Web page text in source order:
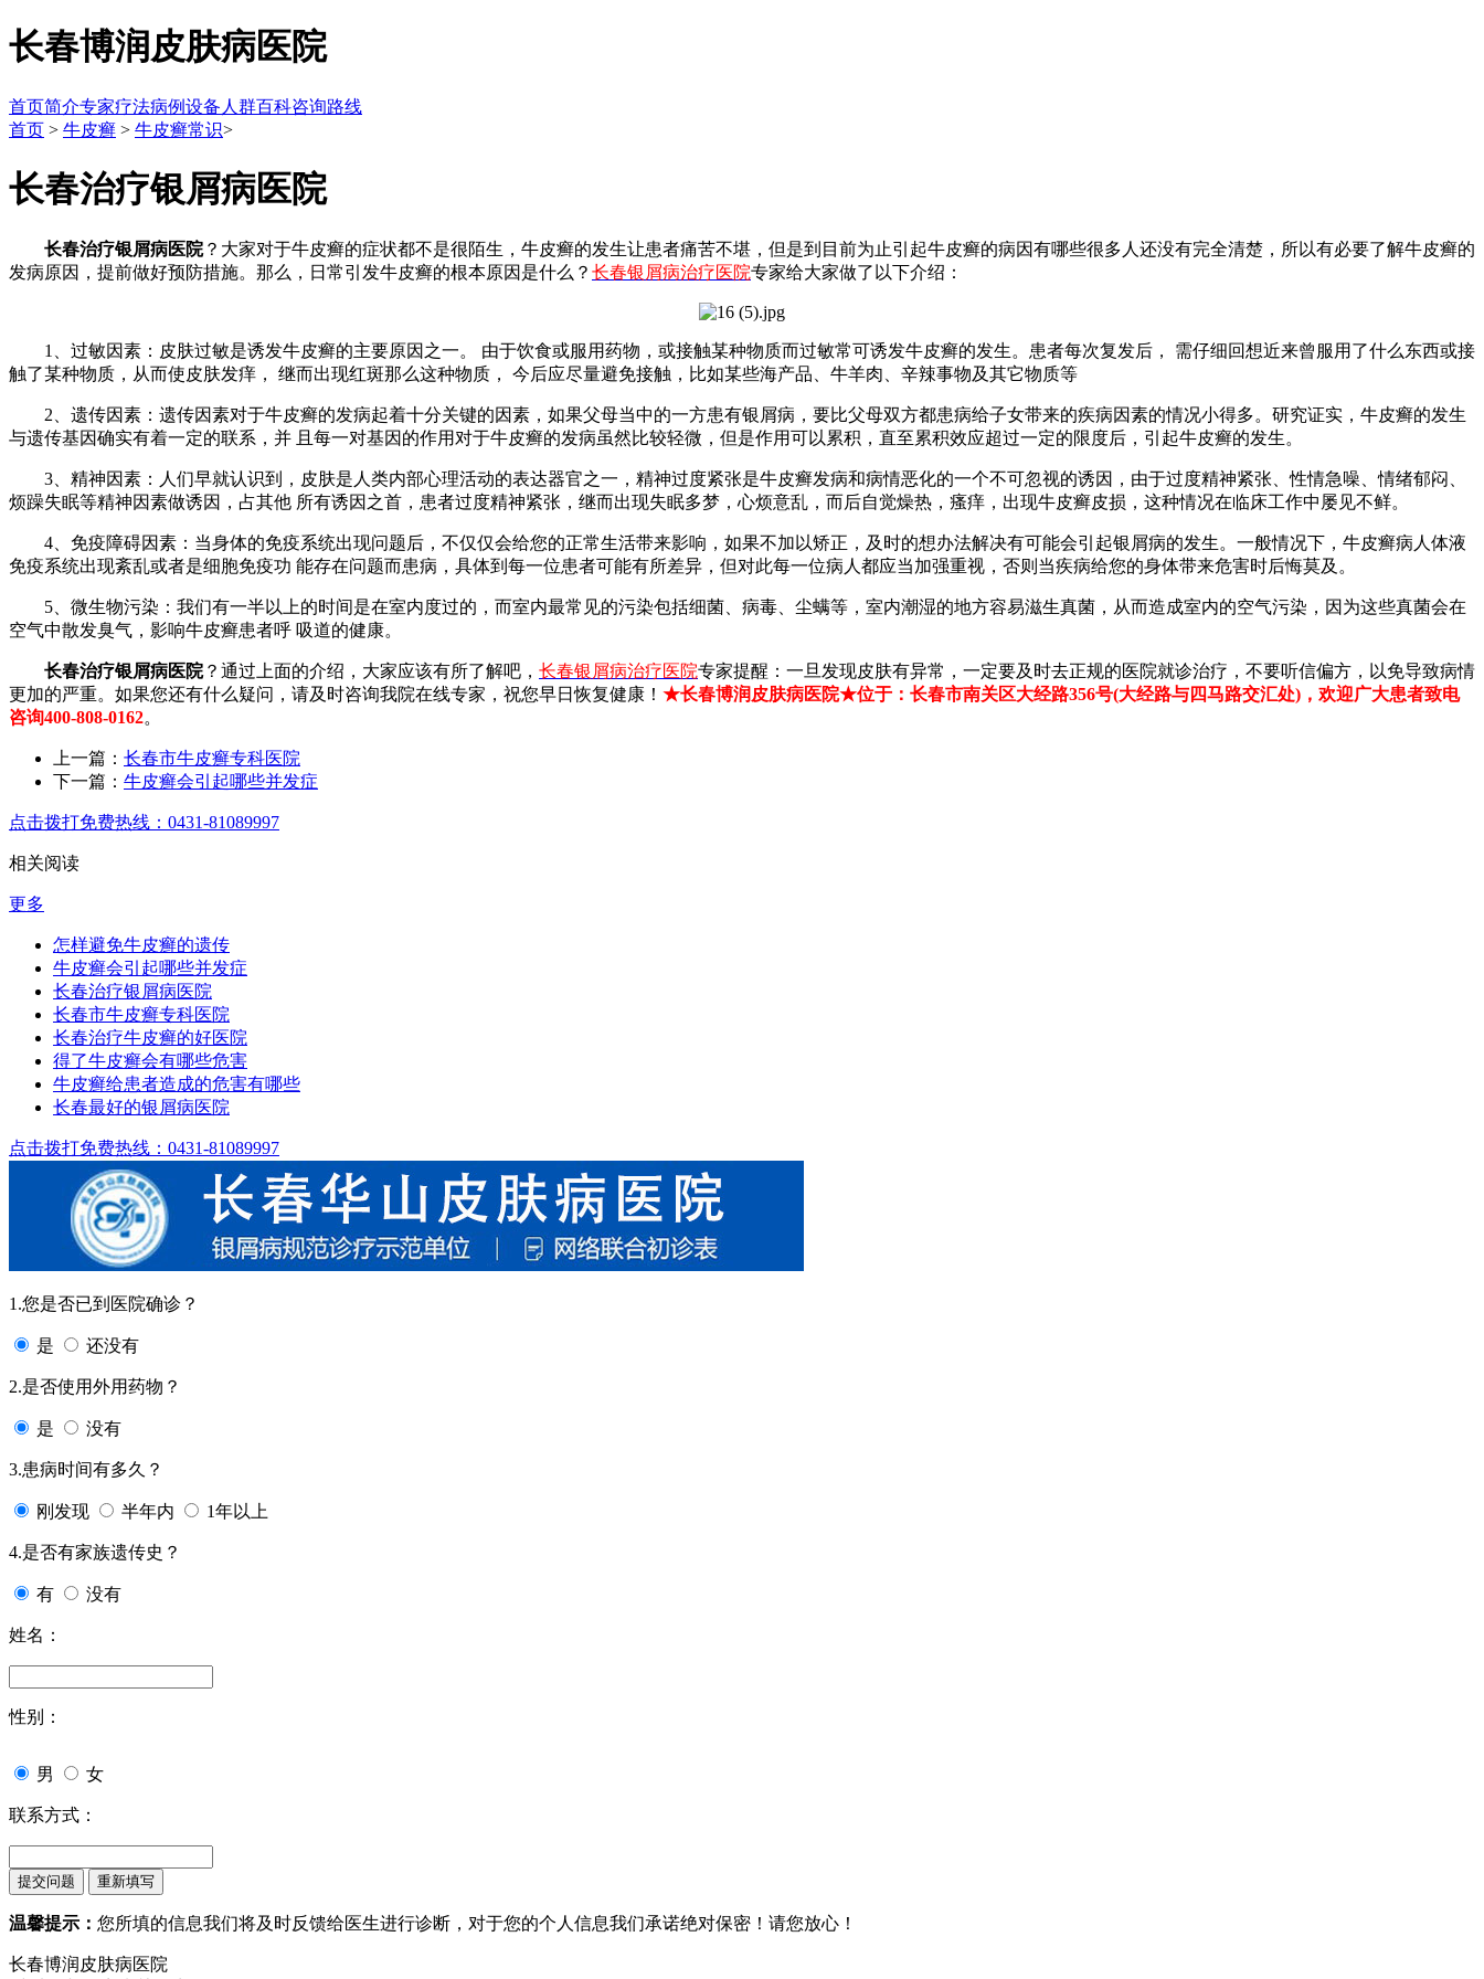
长春博润皮肤病医院
首页简介专家疗法病例设备 人群百科咨询路线
首页 > 牛皮癣 > 牛皮癣常识>
长春治疗银屑病医院
长春治疗银屑病医院？大家对于牛皮癣的症状都不是很陌生，牛皮癣的发生让患者痛苦不堪，但是到目前为止引起牛皮癣的病因有哪些很多人还没有完全清楚，所以有必要了解牛皮癣的
发病原因，提前做好预防措施。那么，日常引发牛皮癣的根本原因是什么？ 长春银屑病治疗医院专家给大家做了以下介绍：
1、过敏因素：皮肤过敏是诱发牛皮癣的主要原因之一。 由于饮食或服用药物，或接触某种物质而过敏常可诱发牛皮癣的发生。患者每次复发后， 需仔细回想近来曾服用了什么东西或接
触了某种物质，从而使皮肤发痒， 继而出现红斑那么这种物质， 今后应尽量避免接触，比如某些海产品、牛羊肉、辛辣事物及其它物质等
2、遗传因素：遗传因素对于牛皮癣的发病起着十分关键的因素，如果父母当中的一方患有银屑病，要比父母双方都患病给子女带来的疾病因素的情况小得多。研究证实，牛皮癣的发生
与遗传基因确实有着一定的联系，并 且每一对基因的作用对于牛皮癣的发病虽然比较轻微，但是作用可以累积，直至累积效应超过一定的限度后，引起牛皮癣的发生。
3、精神因素：人们早就认识到，皮肤是人类内部心理活动的表达器官之一，精神过度紧张是牛皮癣发病和病情恶化的一个不可忽视的诱因，由于过度精神紧张、性情急噪、情绪郁闷、
烦躁失眠等精神因素做诱因，占其他 所有诱因之首，患者过度精神紧张，继而出现失眠多梦，心烦意乱，而后自觉燥热，瘙痒，出现牛皮癣皮损，这种情况在临床工作中屡见不鲜。
4、免疫障碍因素：当身体的免疫系统出现问题后，不仅仅会给您的正常生活带来影响，如果不加以矫正，及时的想办法解决有可能会引起银屑病的发生。一般情况下，牛皮癣病人体液
免疫系统出现紊乱或者是细胞免疫功 能存在问题而患病，具体到每一位患者可能有所差异，但对此每一位病人都应当加强重视，否则当疾病给您的身体带来危害时后悔莫及。
5、微生物污染：我们有一半以上的时间是在室内度过的，而室内最常见的污染包括细菌、病毒、尘螨等，室内潮湿的地方容易滋生真菌，从而造成室内的空气污染，因为这些真菌会在
空气中散发臭气，影响牛皮癣患者呼 吸道的健康。
长春治疗银屑病医院？通过上面的介绍，大家应该有所了解吧， 长春银屑病治疗医院专家提醒：一旦发现皮肤有异常，一定要及时去正规的医院就诊治疗，不要听信偏方，以免导致病情
更加的严重。如果您还有什么疑问，请及时咨询我院在线专家，祝您早日恢复健康！ ★长春博润皮肤病医院★位于：长春市南关区大经路356号(大经路与四马路交汇处)，欢迎广大患者致电
咨询400-808-0162。
上一篇： 长春市牛皮癣专科医院
下一篇： 牛皮癣会引起哪些并发症
点击拨打免费热线：0431-81089997
相关阅读
更多
怎样避免牛皮癣的遗传
牛皮癣会引起哪些并发症
长春治疗银屑病医院
长春市牛皮癣专科医院
长春治疗牛皮癣的好医院
得了牛皮癣会有哪些危害
牛皮癣给患者造成的危害有哪些
长春最好的银屑病医院
点击拨打免费热线：0431-81089997
1.您是否已到医院确诊？
是 还没有
2.是否使用外用药物？
是 没有
3.患病时间有多久？
刚发现 半年内 1年以上
4.是否有家族遗传史？
有 没有
姓名：
性别：
男 女
联系方式：
温馨提示： 您所填的信息我们将及时反馈给医生进行诊断，对于您的个人信息我们承诺绝对保密！请您放心！
长春博润皮肤病医院